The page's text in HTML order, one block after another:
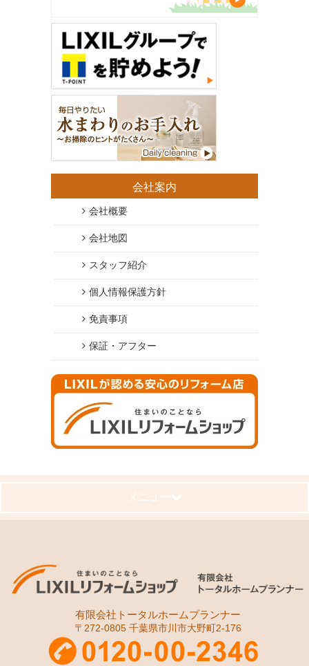
会社案内
会社概要
会社地図
スタッフ紹介
個人情報保護方針
免責事項
保証・アフター
メニュー
有限会社トータルホームプランナー
〒272-0805 千葉県市川市大野町2-176